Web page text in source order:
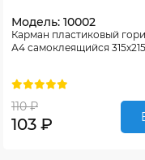
Модель: 10002
Карман пластиковый
А4 самоклеящийся
110 ₽
103 ₽